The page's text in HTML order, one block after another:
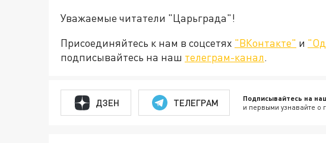
Уважаемые читатели "Царьграда"!
Присоединяйтесь к нам в соцсетях "ВКонтакте" и
подписывайтесь на наш телеграм-канал.
ДЗЕН ТЕЛЕГРАМ Подписывайтесь на
и первыми узнавайте о